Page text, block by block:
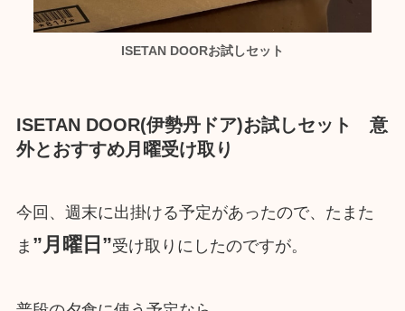
ISETAN DOORお試しセット
ISETAN DOOR(伊勢丹ドア)お試しセット 意
外とおすすめ月曜受け取り
今回、週末に出掛ける予定があったので、たまた
ま ”月曜日”受け取りにしたのですが。